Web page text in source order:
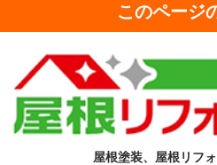
このページ
屋根塗装、屋根リフ